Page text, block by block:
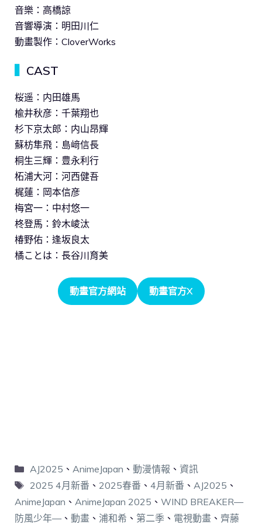
音樂：高橋諒
音響導演：明田川仁
動畫製作：CloverWorks
CAST
桜遥：内田雄馬
楡井秋彦：千葉翔也
杉下京太郎：内山昂輝
蘇枋隼飛：島﨑信長
桐生三輝：豊永利行
柘浦大河：河西健吾
梶蓮：岡本信彦
梅宮一：中村悠一
柊登馬：鈴木崚汰
椿野佑：逢坂良太
橘ことは：長谷川育美
動畫官方網站 動畫官方X
AJ2025 、 AnimeJapan 、 動漫情報 、 資訊
2025 4月新番 、 2025春番 、 4月新番 、 AJ2025 、
AnimeJapan 、 AnimeJapan 2025 、 WIND BREAKER—
防風少年— 、 動畫 、 浦和希 、 第二季 、 電視動畫 、 齊藤